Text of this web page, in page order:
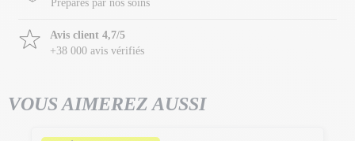
Préparés par nos soins
Avis client 4,7/5
+38 000 avis vérifiés
VOUS AIMEREZ AUSSI